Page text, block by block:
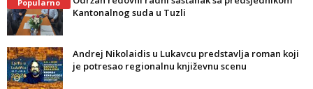
Popularno
Kantonalnog suda u Tuzli
Andrej Nikolaidis u Lukavcu predstavlja roman koji
je potresao regionalnu književnu scenu